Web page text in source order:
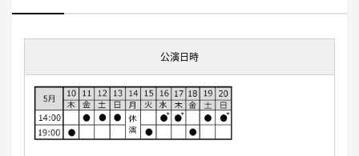
公演日時